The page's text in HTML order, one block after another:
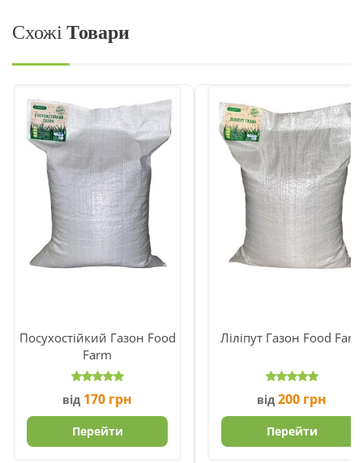
Схожі Товари
Посухостійкий Газон Food
Farm
від 170 грн
Перейти
Ліліпут Газон Food Farm
від 200 грн
Перейти